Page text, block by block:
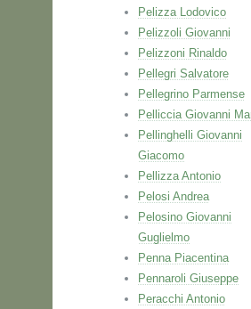
Pelizza Lodovico
Pelizzoli Giovanni
Pelizzoni Rinaldo
Pellegri Salvatore
Pellegrino Parmense
Pelliccia Giovanni
Pellinghelli Giovanni
Giacomo
Pellizza Antonio
Pelosi Andrea
Pelosino Giovanni
Guglielmo
Penna Piacentina
Pennaroli Giuseppe
Peracchi Antonio